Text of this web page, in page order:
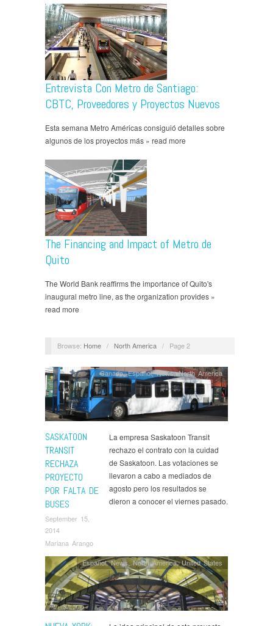
Entrevista Con Metro de Santiago:
CBTC, Proveedores y Proyectos Nuevos
Esta semana Metro Américas consiguió detalles sobre
algunos de los proyectos más » read more
The Financing and Impact of Metro de
Quito
The World Bank reaffirms the importance of Quito's
inaugural metro line, as the organization provides »
read more
Browse: Home / North America / Page 2
SASKATOON
TRANSIT
RECHAZA
PROYECTO
POR FALTA DE
BUSES
September 15,
2014
Mariana Arango
Canada,Español,News,North America
La empresa Saskatoon Transit
rechazo el contrato con la cuidad
de Saskatoon. Las votaciones se
llevaron a cabo a mediados de
agosto pero los resultados se
dieron a conocer el viernes pasado.
Español,News,North America,United States